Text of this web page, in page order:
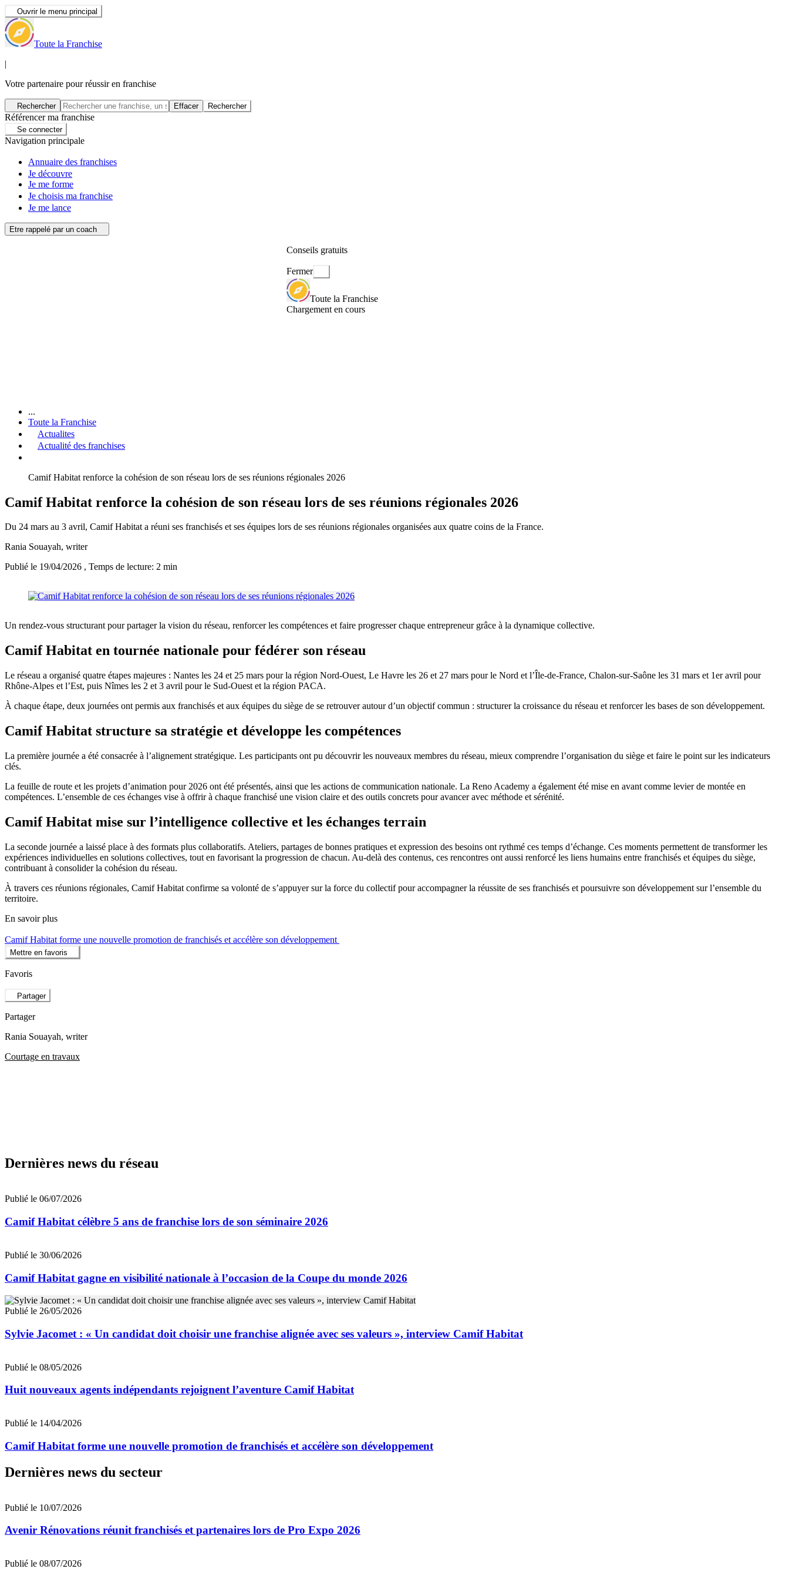
Ouvrir le menu principal
Toute la Franchise
|
Votre partenaire pour réussir en franchise
Rechercher Effacer Rechercher
Référencer ma franchise
Se connecter
Navigation principale
Annuaire des franchises
Je découvre
Je me forme
Je choisis ma franchise
Je me lance
Etre rappelé par un coach
Conseils gratuits
Fermer
Toute la Franchise
Chargement en cours
...
Toute la Franchise
Actualites
Actualité des franchises
Camif Habitat renforce la cohésion de son réseau lors de ses réunions régionales 2026
Camif Habitat renforce la cohésion de son réseau lors de ses réunions régionales 2026
Du 24 mars au 3 avril, Camif Habitat a réuni ses franchisés et ses équipes lors de ses réunions régionales organisées aux quatre coins de la France.
Rania Souayah, writer
Publié le 19/04/2026 , Temps de lecture: 2 min
Un rendez-vous structurant pour partager la vision du réseau, renforcer les compétences et faire progresser chaque entrepreneur grâce à la dynamique collective.
Camif Habitat en tournée nationale pour fédérer son réseau
Le réseau a organisé quatre étapes majeures : Nantes les 24 et 25 mars pour la région Nord-Ouest, Le Havre les 26 et 27 mars pour le Nord et l’Île-de-France, Chalon-sur-Saône les 31 mars et 1er avril pour
Rhône-Alpes et l’Est, puis Nîmes les 2 et 3 avril pour le Sud-Ouest et la région PACA.
À chaque étape, deux journées ont permis aux franchisés et aux équipes du siège de se retrouver autour d’un objectif commun : structurer la croissance du réseau et renforcer les bases de son développement.
Camif Habitat structure sa stratégie et développe les compétences
La première journée a été consacrée à l’alignement stratégique. Les participants ont pu découvrir les nouveaux membres du réseau, mieux comprendre l’organisation du siège et faire le point sur les indicateurs
clés.
La feuille de route et les projets d’animation pour 2026 ont été présentés, ainsi que les actions de communication nationale. La Reno Academy a également été mise en avant comme levier de montée en
compétences. L’ensemble de ces échanges vise à offrir à chaque franchisé une vision claire et des outils concrets pour avancer avec méthode et sérénité.
Camif Habitat mise sur l’intelligence collective et les échanges terrain
La seconde journée a laissé place à des formats plus collaboratifs. Ateliers, partages de bonnes pratiques et expression des besoins ont rythmé ces temps d’échange. Ces moments permettent de transformer les
expériences individuelles en solutions collectives, tout en favorisant la progression de chacun. Au-delà des contenus, ces rencontres ont aussi renforcé les liens humains entre franchisés et équipes du siège,
contribuant à consolider la cohésion du réseau.
À travers ces réunions régionales, Camif Habitat confirme sa volonté de s’appuyer sur la force du collectif pour accompagner la réussite de ses franchisés et poursuivre son développement sur l’ensemble du
territoire.
En savoir plus
Camif Habitat forme une nouvelle promotion de franchisés et accélère son développement
Mettre en favoris
Favoris
Partager
Partager
Rania Souayah, writer
Courtage en travaux
Dernières news du réseau
Publié le 06/07/2026
Camif Habitat célèbre 5 ans de franchise lors de son séminaire 2026
Publié le 30/06/2026
Camif Habitat gagne en visibilité nationale à l’occasion de la Coupe du monde 2026
Publié le 26/05/2026
Sylvie Jacomet : « Un candidat doit choisir une franchise alignée avec ses valeurs », interview Camif Habitat
Publié le 08/05/2026
Huit nouveaux agents indépendants rejoignent l’aventure Camif Habitat
Publié le 14/04/2026
Camif Habitat forme une nouvelle promotion de franchisés et accélère son développement
Dernières news du secteur
Publié le 10/07/2026
Avenir Rénovations réunit franchisés et partenaires lors de Pro Expo 2026
Publié le 08/07/2026